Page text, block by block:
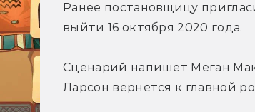
Ранее постановщицу
выйти 16 октября 2020 года.
Сценарий напишет Меган
Ларсон вернется к главной